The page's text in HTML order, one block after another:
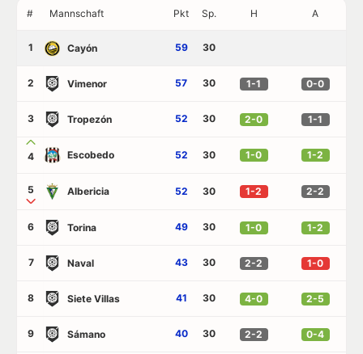
# Mannschaft Pkt Sp. H A
1 Cayón 59 30
2 Vimenor 57 30 1-1 0-0
3 Tropezón 52 30 2-0 1-1
4 Escobedo 52 30 1-0 1-2
5 Albericia 52 30 1-2 2-2
6 Torina 49 30 1-0 1-2
7 Naval 43 30 2-2 1-0
8 Siete Villas 41 30 4-0 2-5
9 Sámano 40 30 2-2 0-4